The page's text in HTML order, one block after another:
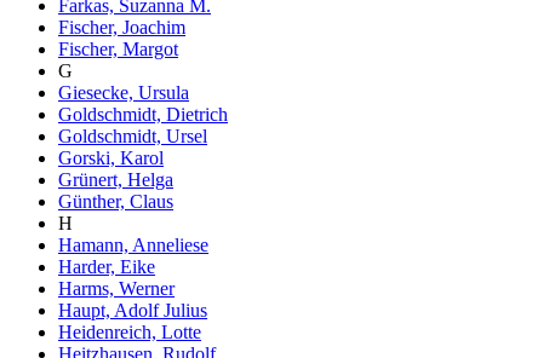
Farkas, Suzanna M.
Fischer, Joachim
Fischer, Margot
G
Giesecke, Ursula
Goldschmidt, Dietrich
Goldschmidt, Ursel
Gorski, Karol
Grünert, Helga
Günther, Claus
H
Hamann, Anneliese
Harder, Eike
Harms, Werner
Haupt, Adolf Julius
Heidenreich, Lotte